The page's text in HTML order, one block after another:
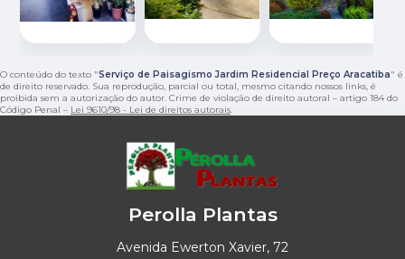
O conteúdo do texto "Serviço de Paisagismo Jardim Residencial Preço Aracatiba" é
de direito reservado. Sua reprodução, parcial ou total, mesmo citando nossos links, é
proibida sem a autorização do autor. Crime de violação de direito autoral – artigo 184 do
Código Penal – Lei 9610/98 - Lei de direitos autorais.
Perolla Plantas
Avenida Ewerton Xavier, 72